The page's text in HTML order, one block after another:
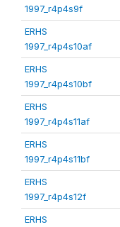
1997_r4p4s9f
ERHS
1997_r4p4s10af
ERHS
1997_r4p4s10bf
ERHS
1997_r4p4s11af
ERHS
1997_r4p4s11bf
ERHS
1997_r4p4s12f
ERHS